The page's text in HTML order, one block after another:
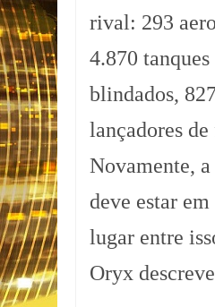
rival: 293
4.870 tanques
blindados,
lançadores de
Novamente,
deve estar
lugar entre
Oryx